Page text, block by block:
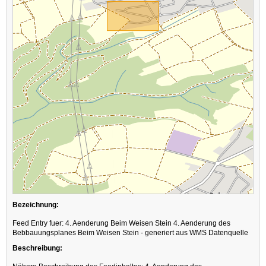
Bezeichnung:
Feed Entry fuer: 4. Aenderung Beim Weisen Stein 4. Aenderung des
Bebbauungsplanes Beim Weisen Stein - generiert aus WMS Datenquelle
Beschreibung: